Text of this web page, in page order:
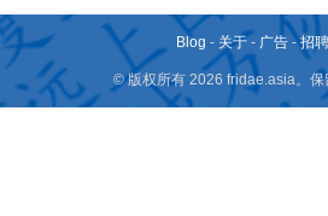
Blog - 关于 - 广告 -招
© 版权所有 2026 fridae.asia。